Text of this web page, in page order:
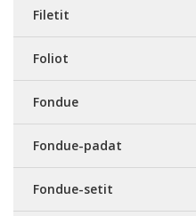
Filetit
Foliot
Fondue
Fondue-padat
Fondue-setit